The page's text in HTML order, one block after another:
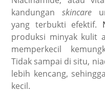
kandungan skincare
yang terbukti efektif.
produksi minyak kulit
memperkecil
Tidak sampai di situ,
lebih kencang,
kecil.